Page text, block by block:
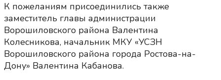
К пожеланиям присоединились также
заместитель главы администрации
Ворошиловского района Валентина
Колесникова, начальник МКУ «УСЗН
Ворошиловского района города Ростова-на-
Дону» Валентина Кабанова.​ ​